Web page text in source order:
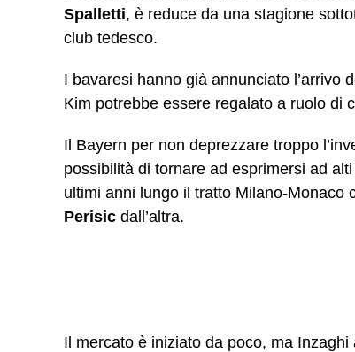
Spalletti, è reduce da una stagione
club tedesco.
I bavaresi hanno già annunciato l’arrivo
Kim potrebbe essere regalato a ruolo di
Il Bayern per non deprezzare troppo
possibilità di tornare ad esprimersi ad
ultimi anni lungo il tratto Milano-Monaco
Perisic dall’altra.
Il mercato è iniziato da poco, ma